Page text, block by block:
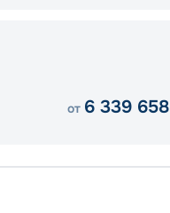
от 6 339 658